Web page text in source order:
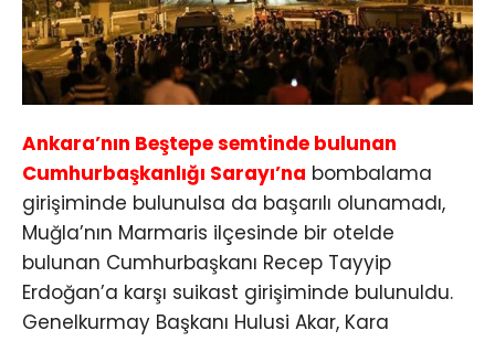
Ankara’nın Beştepe semtinde bulunan
Cumhurbaşkanlığı Sarayı’na bombalama
girişiminde bulunulsa da başarılı olunamadı,
Muğla’nın Marmaris ilçesinde bir otelde
bulunan Cumhurbaşkanı Recep Tayyip
Erdoğan’a karşı suikast girişiminde bulunuldu.
Genelkurmay Başkanı Hulusi Akar, Kara